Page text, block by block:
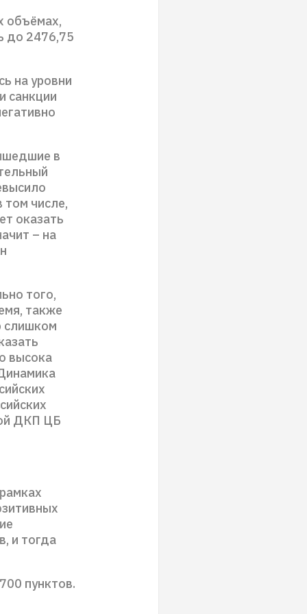
объёмах,
до 2476,75
на уровни
санкции
в
том числе,
оказать
– на
того,
также
слишком
высока
ДКП ЦБ
и тогда
пунктов.